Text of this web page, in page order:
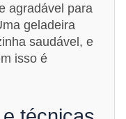
agradável para
geladeira
saudável, e
isso é